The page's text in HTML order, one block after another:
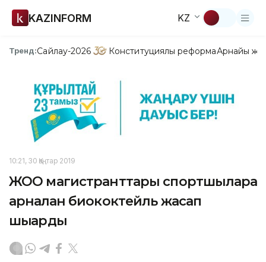
KAZINFORM KZ
Тренд:Сайлау-2026 Конституциялық реформаАрнайы
10:21, 30 Қаңтар 2019
ЖОО магистранттары спортшыларға
арналған биококтейль жасап
шығарды